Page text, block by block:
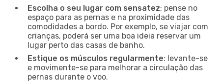
Escolha o seu lugar com sensatez: pense no
espaço para as pernas e na proximidade das
comodidades a bordo. Por exemplo, se viajar com
crianças, poderá ser uma boa ideia reservar um
lugar perto das casas de banho.
Estique os músculos regularmente: levante-se
e movimente-se para melhorar a circulação das
pernas durante o voo.